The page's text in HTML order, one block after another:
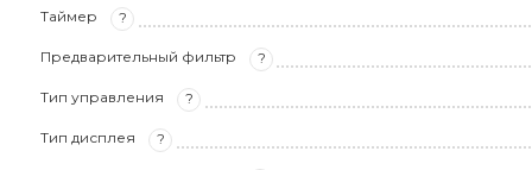
Таймер ?
Предварительный фильтр ?
Тип управления ?
Тип дисплея ?